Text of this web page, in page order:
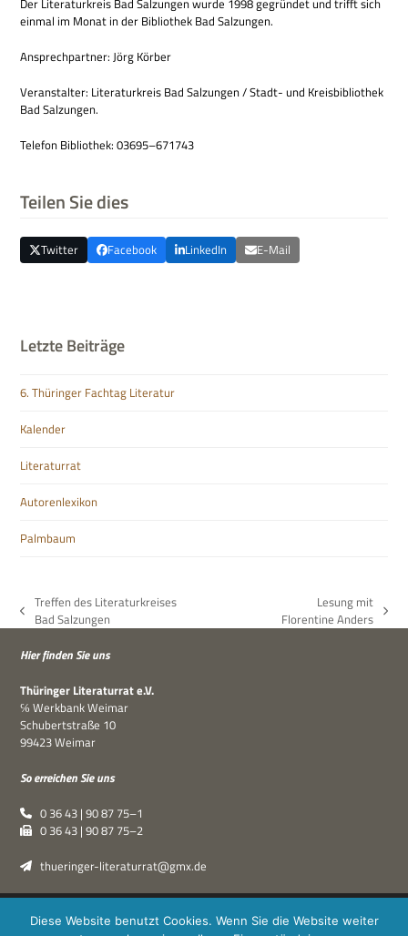
Der Lite­ra­tur­kreis Bad Sal­zun­gen wurde 1998 gegrün­det und trifft sich
ein­mal im Monat in der Biblio­thek Bad Salzungen.
Ansprech­part­ner: Jörg Körber
Ver­an­stal­ter: Lite­ra­tur­kreis Bad Sal­zun­gen / Stadt- und Kreis­bi­blio­thek
Bad Salzungen.
Tele­fon Biblio­thek: 03695–671743
Teilen Sie dies
Twitter Facebook LinkedIn E-Mail
Letzte Beiträge
6. Thüringer Fachtag Literatur
Kalender
Literaturrat
Autorenlexikon
Palmbaum
vorheriger
Treffen des Literaturkreises
Bad Salzungen
Nächster
Lesung mit
Florentine Anders
Hier fin­den Sie uns
Thü­rin­ger Lite­ra­tur­rat e.V.
℅ Werk­bank Weimar
Schu­bert­straße 10
99423 Weimar
So errei­chen Sie uns
0 36 43 | 90 87 75–1
0 36 43 | 90 87 75–2
thueringer-literaturrat@gmx.de
Thüringer Literaturrat e.V. | © 2019–2026 ·XPDT : Marken &
Diese Website benutzt Cookies. Wenn Sie die Website weiter